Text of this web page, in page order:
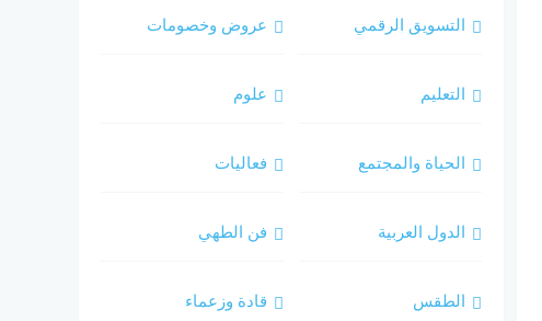
التسويق الرقمي
التعليم
الحياة والمجتمع
الدول العربية
الطقس
عروض وخصومات
علوم
فعاليات
فن الطهي
قادة وزعماء